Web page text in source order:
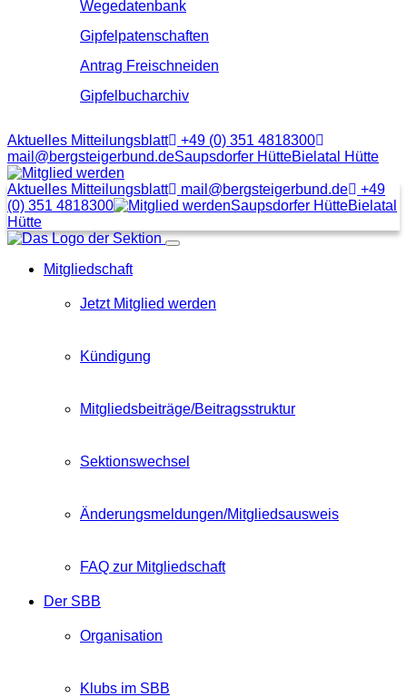
Wegedatenbank
Gipfelpatenschaften
Antrag Freischneiden
Gipfelbucharchiv
Aktuelles Mitteilungsblatt
+49 (0) 351 4818300
mail@bergsteigerbund.deSaupsdorfer HütteBielatal Hütte
Klick
auf
Link
man
Beitragsformular
Aktuelles Mitteilungsblatt mail@bergsteigerbund.de
+49
(0) 351 4818300
Saupsdorfer HütteBielatal
Hütte
Menübutton
Mitgliedschaft
Jetzt Mitglied werden
Kündigung
Mitgliedsbeiträge/Beitragsstruktur
Sektionswechsel
Änderungsmeldungen/Mitgliedsausweis
FAQ zur Mitgliedschaft
Der SBB
Organisation
Klubs im SBB